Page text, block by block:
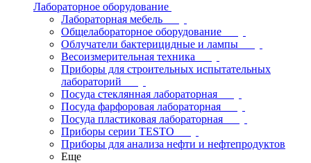
Лабораторное оборудование
Лабораторная мебель
Общелабораторное оборудование
Облучатели бактерицидные и лампы
Весоизмерительная техника
Приборы для строительных испытательных
лабораторий
Посуда стеклянная лабораторная
Посуда фарфоровая лабораторная
Посуда пластиковая лабораторная
Приборы серии TESTO
Приборы для анализа нефти и нефтепродуктов
Еще